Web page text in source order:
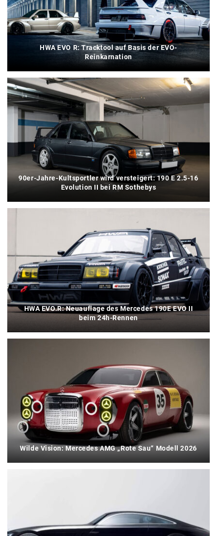
HWA EVO R: Tracktool auf Basis der EVO-
Reinkarnation
90er-Jahre-Kultsportler wird versteigert: 190 E 2.5-16
Evolution II bei RM Sothebys
HWA EVO.R: Neuauflage des Mercedes 190E EVO II
beim 24h-Rennen
Wilde Vision: Mercedes AMG „Rote Sau“ Modell 2026